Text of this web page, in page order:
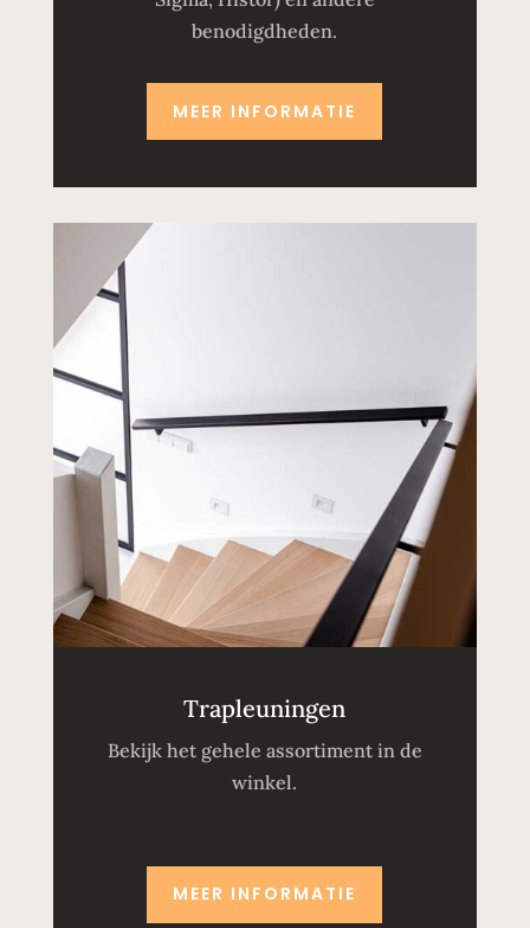
benodigdheden.
MEER INFORMATIE
Trapleuningen
Bekijk het gehele assortiment in de
winkel.
MEER INFORMATIE